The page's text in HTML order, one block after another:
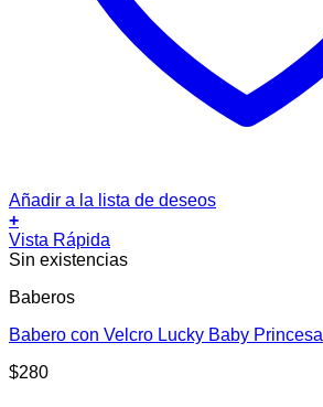
Añadir a la lista de deseos
+
Vista Rápida
Sin existencias
Baberos
Babero con Velcro Lucky Baby Princesa
$280